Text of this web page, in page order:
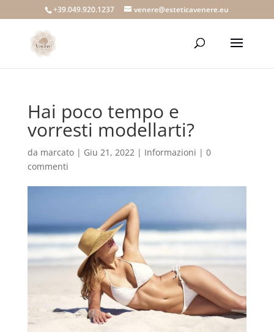
+39.049.920.1237 venere@esteticavenere.eu
Hai poco tempo e
vorresti modellarti?
da marcato| Giu 21, 2022| Informazioni | 0
commenti